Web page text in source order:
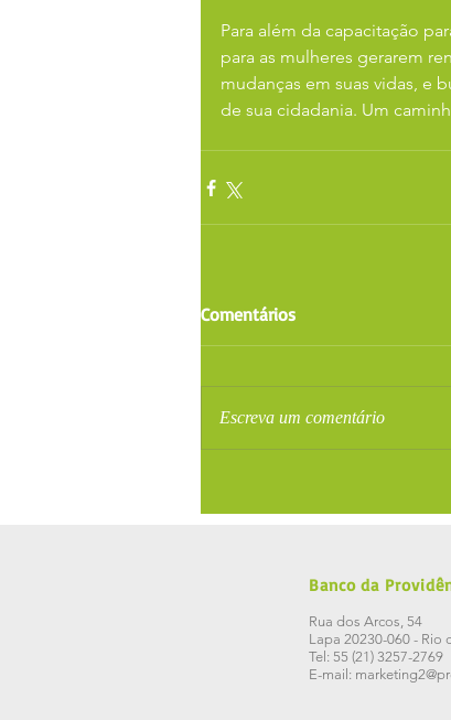
Para além da capacitação
para as mulheres gerarem
mudanças em suas vidas, e
de sua cidadania. Um
Comentários
Escreva um comentário
Banco da
Rua dos Arcos, 54
Lapa 20230-060 - Rio
Tel: 55 (21) 3257-2769
E-mail: